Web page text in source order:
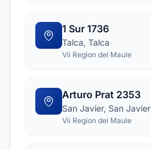
1 Sur 1736
Talca, Talca
Vii Region del Maule
Arturo Prat 2353
San Javier, San Javier
Vii Region del Maule